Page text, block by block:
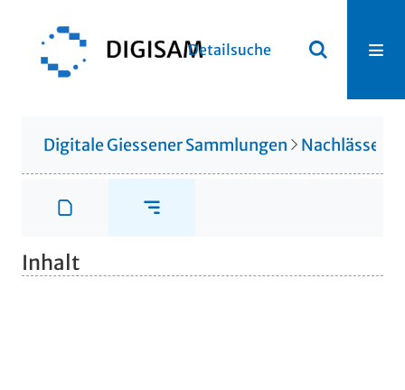
Detailsuche
Digitale Giessener Sammlungen Nachlässe
Inhalt